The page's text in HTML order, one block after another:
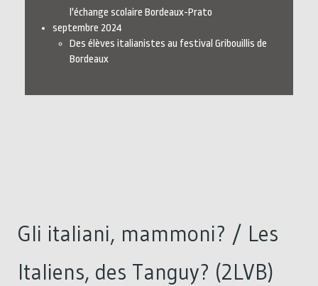
l'échange scolaire Bordeaux-Prato
septembre 2024
Des élèves italianistes au festival Gribouillis de
Bordeaux
Gli italiani, mammoni? / Les
Italiens, des Tanguy? (2LVB)